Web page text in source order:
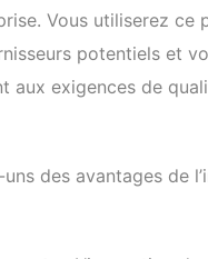
Vous utiliserez ce
potentiels et
aux exigences de
des avantages de